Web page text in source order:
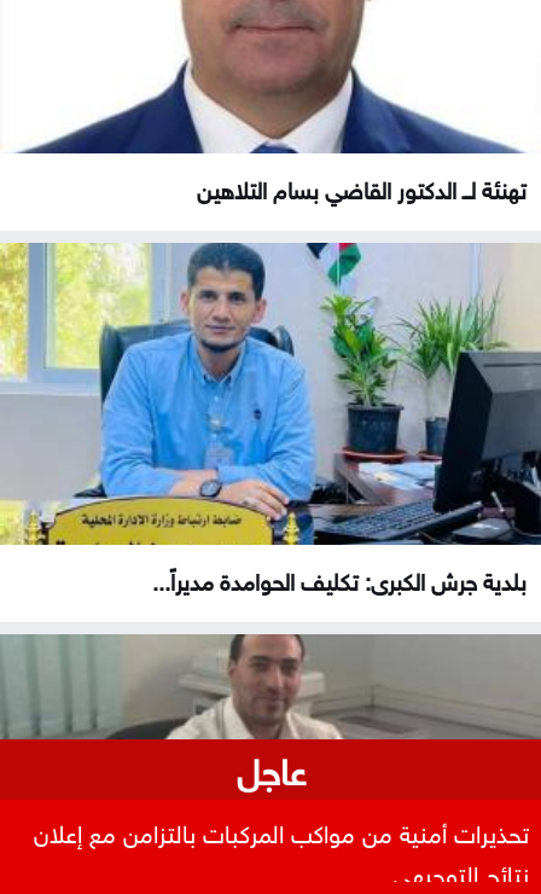
تهنئة لــ الدكتور القاضي بسام التلاهين
بلدية جرش الكبرى: تكليف الحوامدة مديراً...
عاجل
استقرار أسعار الذهب في السوق المحلية الأحد
تحذيرات أمنية من مواكب المركبات بالتزامن مع إعلان
نتائج التوجيهي